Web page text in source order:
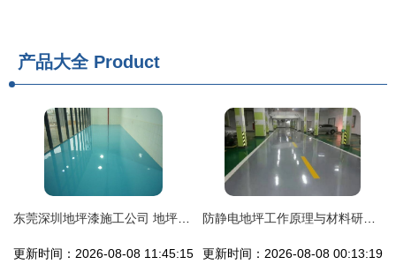
产品大全Product
更新时间：2026-08-08 11:45:15 更新时间：2026-08-08 00:13:19